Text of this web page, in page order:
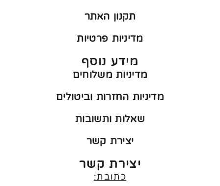
תקנון האתר
מדיניות פרטיות
מידע נוסף
מדיניות משלוחים
מדיניות החזרות וביטולים
שאלות ותשובות
יצירת קשר
יצירת קשר
כתובת: